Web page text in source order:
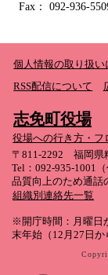
Fax： 092-936-
個人情報の取り扱い
RSS配信について
志免町役場
役場への行き方・フ
〒811-2292 福岡県
Tel：092-935-1001
品質向上のため通話
組織別連絡先一覧
※開庁時間：月曜日
末年始（12月27日